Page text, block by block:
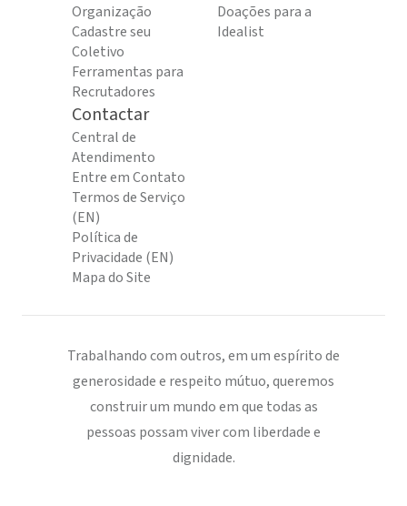
Organização
Cadastre seu
Coletivo
Ferramentas para
Recrutadores
Doações para a
Idealist
Contactar
Central de
Atendimento
Entre em Contato
Termos de Serviço
(EN)
Política de
Privacidade (EN)
Mapa do Site
Trabalhando com outros, em um espírito de
generosidade e respeito mútuo, queremos
construir um mundo em que todas as
pessoas possam viver com liberdade e
dignidade.